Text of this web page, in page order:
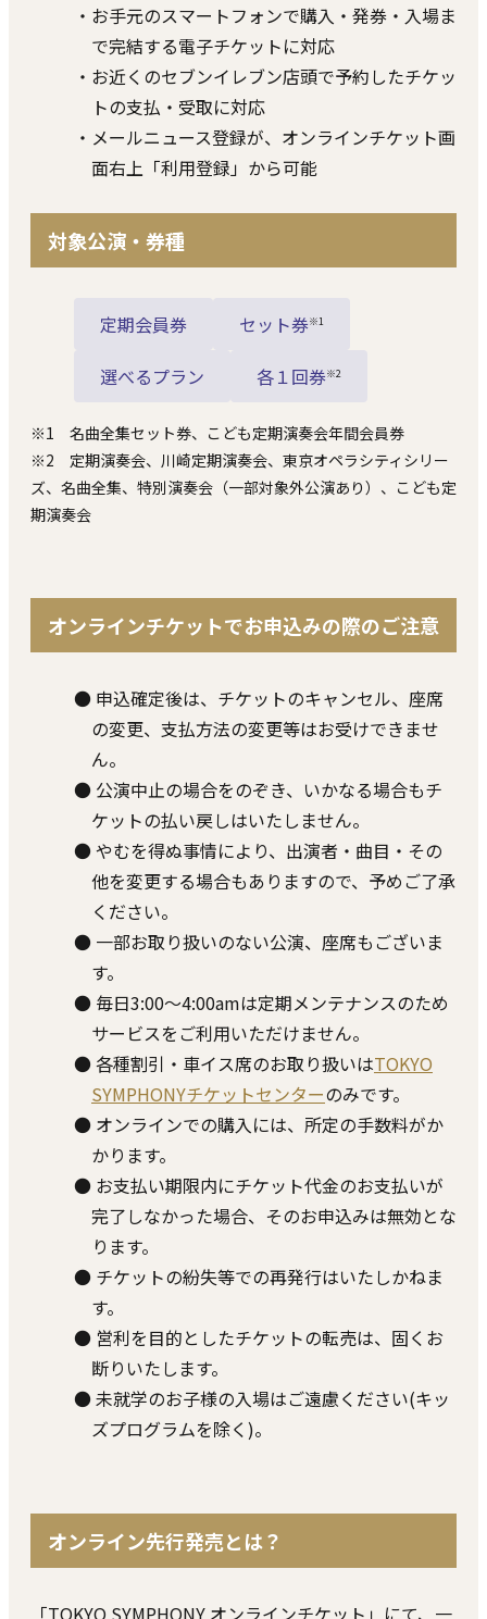
・お⼿元のスマートフォンで購⼊・発券・⼊場ま
で完結する電⼦チケットに対応
・お近くのセブンイレブン店頭で予約したチケッ
トの⽀払・受取に対応
・メールニュース登録が、オンラインチケット画
⾯右上「利⽤登録」から可能
対象公演・券種
定期会員券 セット券※1
選べるプラン 各１回券※2
※1 名曲全集セット券、こども定期演奏会年間会員券
※2 定期演奏会、川崎定期演奏会、東京オペラシティシリー
ズ、名曲全集、特別演奏会（一部対象外公演あり）、こども定
期演奏会
オンラインチケットでお申込みの際のご注意
● 申込確定後は、チケットのキャンセル、座席
の変更、⽀払⽅法の変更等はお受けできませ
ん。
● 公演中⽌の場合をのぞき、いかなる場合もチ
ケットの払い戻しはいたしません。
● やむを得ぬ事情により、出演者・曲⽬・その
他を変更する場合もありますので、予めご了承
ください。
● ⼀部お取り扱いのない公演、座席もございま
す。
● 毎⽇3:00〜4:00amは定期メンテナンスのため
サービスをご利⽤いただけません。
● 各種割引・⾞イス席のお取り扱いはTOKYO
SYMPHONYチケットセンターのみです。
● オンラインでの購⼊には、所定の⼿数料がか
かります。
● お⽀払い期限内にチケット代⾦のお⽀払いが
完了しなかった場合、そのお申込みは無効とな
ります。
● チケットの紛失等での再発⾏はいたしかねま
す。
● 営利を⽬的としたチケットの転売は、固くお
断りいたします。
● 未就学のお⼦様の⼊場はご遠慮ください(キッ
ズプログラムを除く)。
オンライン先⾏発売とは？